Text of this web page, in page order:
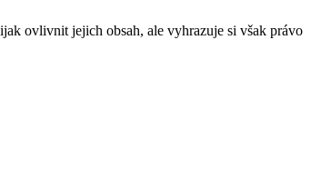
ovlivnit jejich obsah, ale vyhrazuje si však právo